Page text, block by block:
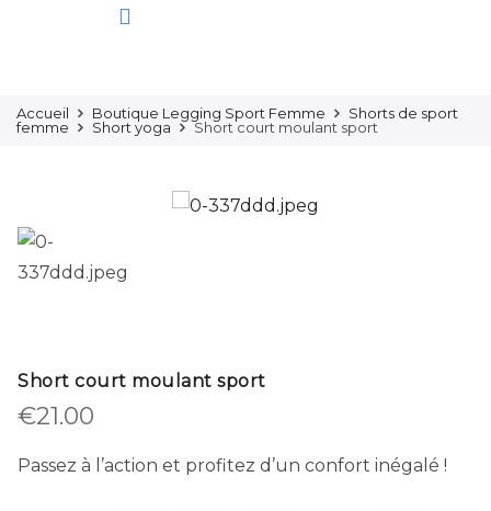
Accueil Boutique Legging Sport Femme
Shorts de sport
femme
Short yoga Short court moulant sport
Short court moulant sport
€21.00
Passez à l’action et profitez d’un confort inégalé !